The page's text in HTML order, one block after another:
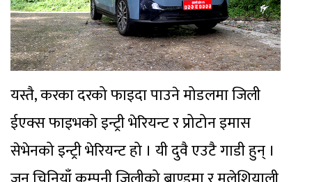
यस्तै, करका दरको फाइदा पाउने मोडलमा जिली
ईएक्स फाइभको इन्ट्री भेरियन्ट र प्रोटोन इमास
सेभेनको इन्ट्री भेरियन्ट हो । यी दुवै एउटै गाडी हुन् ।